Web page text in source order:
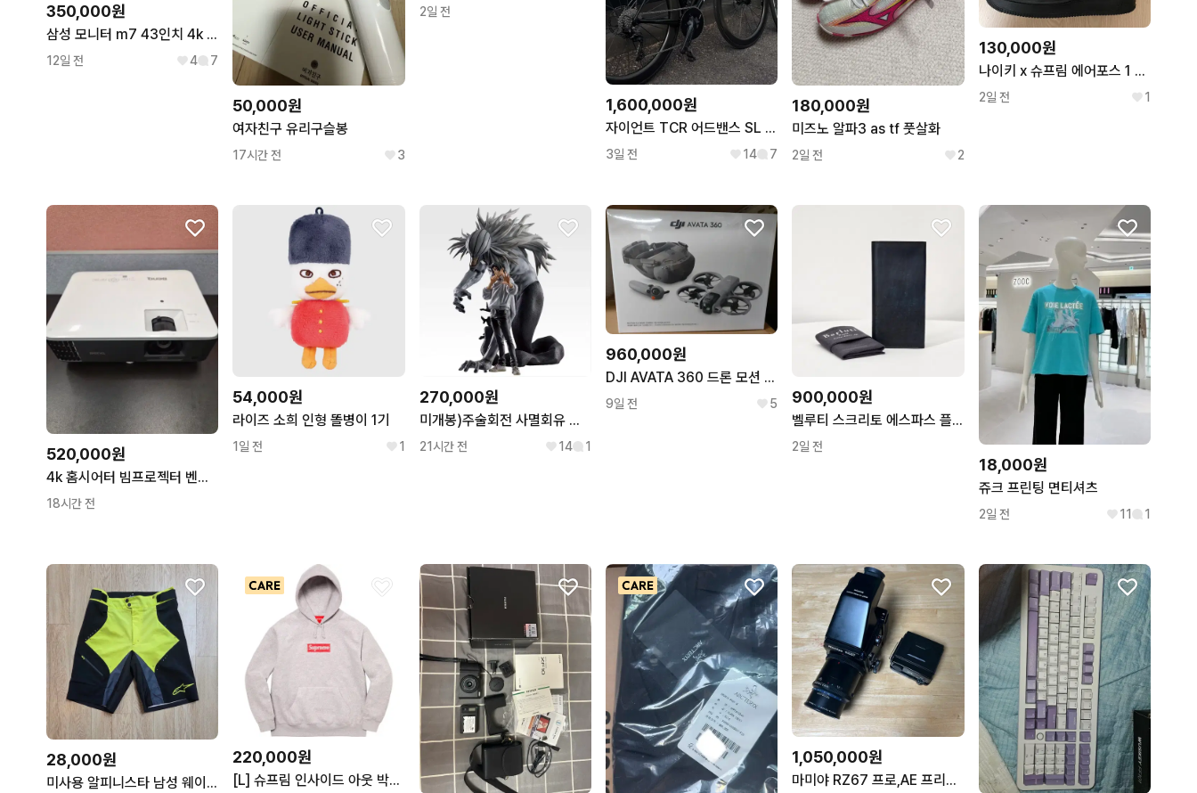
350,000원
삼성 모니터 m7 43인치 4k 60hz
12일 전 4 7
50,000원
여자친구 유리구슬봉
17시간 전 3
2일 전
1,600,000원
자이언트 TCR 어드밴스 SL 검정 로드 자전거
3일 전 14 7
180,000원
미즈노 알파3 as tf 풋살화
2일 전 2
130,000원
나이키 x 슈프림 에어포스 1 로우 블랙
2일 전 1
520,000원
4k 홈시어터 빔프로젝터 벤큐 TK700STI 3000안시
18시간 전
54,000원
라이즈 소희 인형 똘병이 1기
1일 전 1
270,000원
미개봉)주술회전 사멸회유 유타 g상 리카 라원
21시간 전 14 1
960,000원
DJI AVATA 360 드론 모션 플라이 모어 콤보 (DJI 고글 N3) 미개봉
9일 전 5 900,000원
벨루티 스크리토 에스파스 플랩 장지갑 / 900,000
2일 전
18,000원
쥬크 프린팅 면티셔츠
2일 전 11 1
28,000원
미사용 알피니스타 남성 웨이크보드복, 수영복겸 반바지 30사이즈(줄자사진 참고)
220,000원
[L] 슈프림 인사이드 아웃 박스로고 후드 스웨트셔츠 헤더 그레이
1,050,000원
마미야 RZ67 프로,AE 프리즘 파인더,67백 ,645백